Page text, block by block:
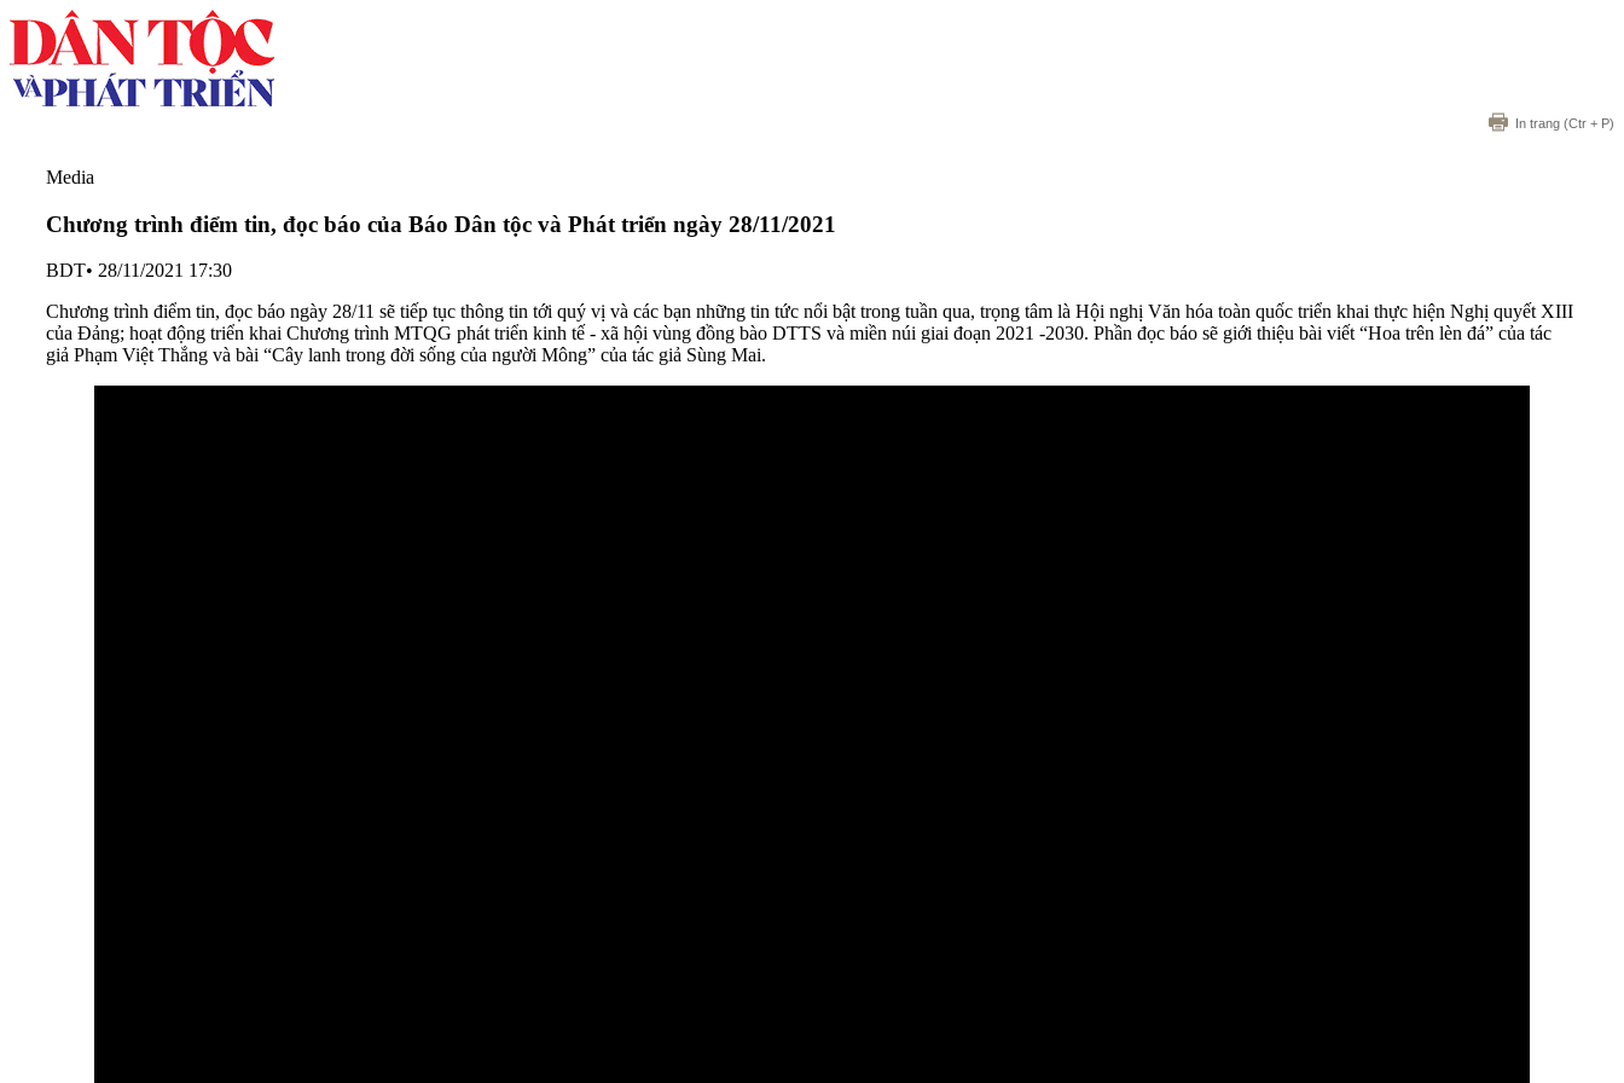
In trang (Ctr + P)
Media
Chương trình điểm tin, đọc báo của Báo Dân tộc và Phát triển ngày 28/11/2021
BDT• 28/11/2021 17:30
Chương trình điểm tin, đọc báo ngày 28/11 sẽ tiếp tục thông tin tới quý vị và các bạn những tin tức nổi bật trong tuần qua, trọng tâm là Hội nghị Văn hóa toàn quốc triển khai thực hiện Nghị quyết XIII
của Đảng; hoạt động triển khai Chương trình MTQG phát triển kinh tế - xã hội vùng đồng bào DTTS và miền núi giai đoạn 2021 -2030. Phần đọc báo sẽ giới thiệu bài viết “Hoa trên lèn đá” của tác
giả Phạm Việt Thắng và bài “Cây lanh trong đời sống của người Mông” của tác giả Sùng Mai.